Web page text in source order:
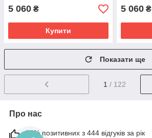
5 060 ₴
Купити
5 060 ₴
Показати ще
1 / 122
Про нас
98% позитивних з 444 відгуків за рік